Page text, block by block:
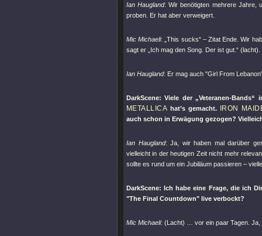
Ian Haugland: Wir benötigten mehrere Jahre,
proben. Er hat aber verweigert.
Mic Michaeli: „This sucks“ – Zitat Ende. Wir
sagt er „Ich mag den Song. Der ist gut.“ (lacht).
Ian Haugland: Er mag auch "Girl From
DarkScene: Viele der „Veteranen-
METALLICA hat’s gemacht. IRON
auch schon in Erwägung gezogen?
Ian Haugland: Ja, wir haben mal darüber
vielleicht in der heutigen Zeit nicht mehr
sollte es rund um ein Jubiläum passieren –
DarkScene: Ich habe eine Frage, die ich
"The Final Countdown" live verbockt?
Mic Michaeli: (Lacht) … vor ein paar Tagen. Ja,